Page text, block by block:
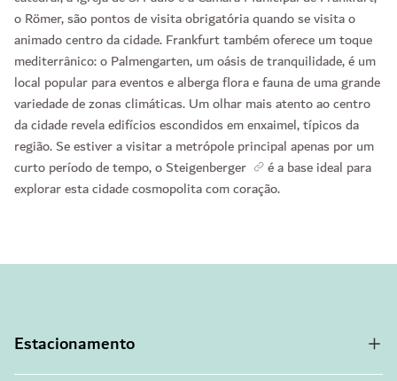
o Römer, são pontos de visita obrigatória quando se visita o
animado centro da cidade. Frankfurt também oferece um toque
mediterrânico: o Palmengarten, um oásis de tranquilidade, é um
local popular para eventos e alberga flora e fauna de uma grande
variedade de zonas climáticas. Um olhar mais atento ao centro
da cidade revela edifícios escondidos em enxaimel, típicos da
região. Se estiver a visitar a metrópole principal apenas por um
curto período de tempo, o Steigenberger
é a base ideal para
explorar esta cidade cosmopolita com coração.
Estacionamento